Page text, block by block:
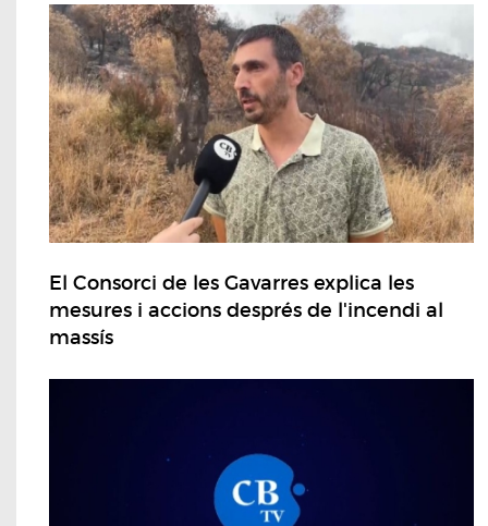
El Consorci de les Gavarres explica les
mesures i accions després de l'incendi al
massís